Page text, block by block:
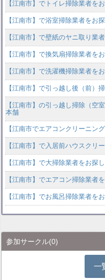
【江南市】でトイレ掃除業者を
【江南市】で浴室掃除業者をお
【江南市】で壁紙のヤニ取り業
【江南市】で換気扇掃除業者を
【江南市】で洗濯機掃除業者を
【江南市】で引っ越し後（前）
【江南市】の引っ越し掃除（空
本舗
【江南市でエアコンクリーニン
【江南市】で入居前ハウスクリ
【江南市】で大掃除業者をお探
【江南市】でエアコン掃除業者
【江南市】でお風呂掃除業者を
参加サークル(0)
一